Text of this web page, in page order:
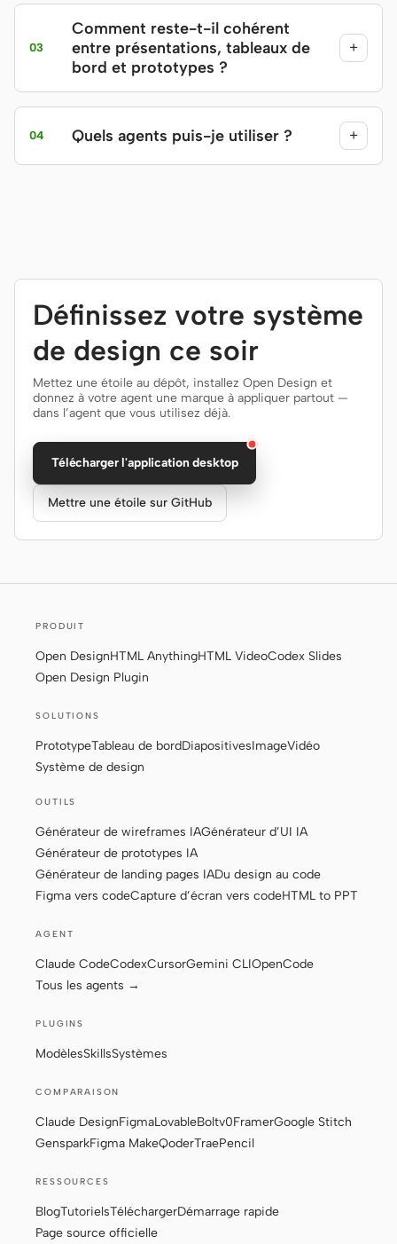
03
Comment reste-t-il cohérent
entre présentations, tableaux de
bord et prototypes ?
+
04 Quels agents puis-je utiliser ? +
Définissez votre système
de design ce soir
Mettez une étoile au dépôt, installez Open Design et
donnez à votre agent une marque à appliquer partout —
dans l’agent que vous utilisez déjà.
Télécharger l'application desktop
Mettre une étoile sur GitHub
PRODUIT
Open DesignHTML AnythingHTML VideoCodex Slides
Open Design Plugin
SOLUTIONS
PrototypeTableau de bordDiapositivesImageVidéo
Système de design
OUTILS
Générateur de wireframes IAGénérateur d’UI IA
Générateur de prototypes IA
Générateur de landing pages IADu design au code
Figma vers codeCapture d’écran vers codeHTML to PPT
AGENT
Claude CodeCodexCursorGemini CLIOpenCode
Tous les agents →
PLUGINS
ModèlesSkillsSystèmes
COMPARAISON
Claude DesignFigmaLovableBoltv0FramerGoogle Stitch
GensparkFigma MakeQoderTraePencil
RESSOURCES
BlogTutorielsTéléchargerDémarrage rapide
Page source officielle